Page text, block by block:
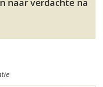
naar verdachte na